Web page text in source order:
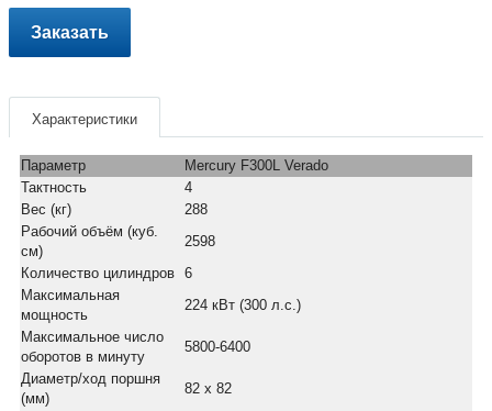
Заказать
Характеристики
Параметр
Mercury F300L Verado
Тактность
4
Вес (кг)
288
Рабочий объём (куб.
см)
2598
Количество цилиндров 6
Максимальная
мощность
224 кВт (300 л.с.)
Максимальное число
оборотов в минуту
5800-6400
Диаметр/ход поршня
(мм)
82 х 82